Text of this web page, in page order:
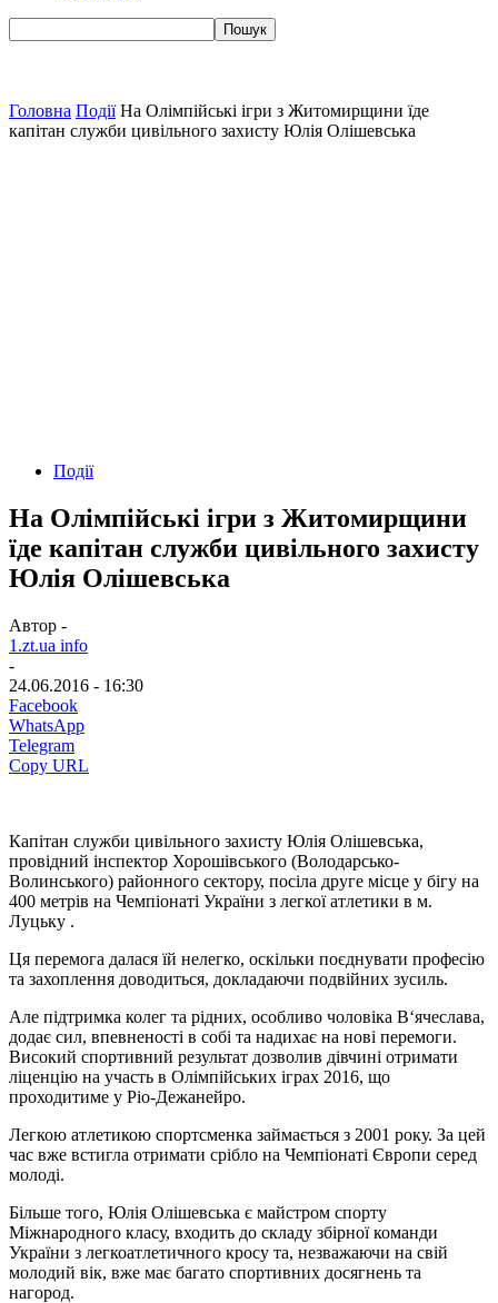
Головна Події На Олімпійські ігри з Житомирщини їде
капітан служби цивільного захисту Юлія Олішевська
Події
На Олімпійські ігри з Житомирщини
їде капітан служби цивільного захисту
Юлія Олішевська
Автор -
1.zt.ua info
-
24.06.2016 - 16:30
Facebook
WhatsApp
Telegram
Copy URL
Капітан служби цивільного захисту Юлія Олішевська,
провідний інспектор Хорошівського (Володарсько-
Волинського) районного сектору, посіла друге місце у бігу на
400 метрів на Чемпіонаті України з легкої атлетики в м.
Луцьку .
Ця перемога далася їй нелегко, оскільки поєднувати професію
та захоплення доводиться, докладаючи подвійних зусиль.
Але підтримка колег та рідних, особливо чоловіка В‘ячеслава,
додає сил, впевненості в собі та надихає на нові перемоги.
Високий спортивний результат дозволив дівчині отримати
ліценцію на участь в Олімпійських іграх 2016, що
проходитиме у Ріо-Дежанейро.
Легкою атлетикою спортсменка займається з 2001 року. За цей
час вже встигла отримати срібло на Чемпіонаті Європи серед
молоді.
Більше того, Юлія Олішевська є майстром спорту
Міжнародного класу, входить до складу збірної команди
України з легкоатлетичного кросу та, незважаючи на свій
молодий вік, вже має багато спортивних досягнень та
нагород.